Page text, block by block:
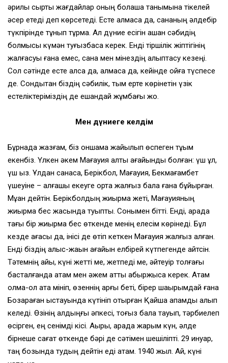
әрқилы сыртқы жағдайлар оның болашақ танымына тікелей
әсер етеді деп көрсетеді. Есте қалмаса да, сананың әлдебір
түкпірінде тұнып тұрмақ. Ал дүние есігін ашқан сәбидің
болмысы күмән туғызбаса керек. Енді тіршілік жіптігінің
жалғасуы ғана емес, сана мен мінездің қалыптасу кезеңі.
Сол сәтінде есте қалса да, қалмаса да, кейінде ойға түспесе
де. Сондықтан біздің сәбилік, тым ерте көрінетін үзік
естеліктеріміздің де ешқандай жұмбағы жоқ.
Мен дүниеге келдім
Бұрнада жазғам, біз оншама жайылып өспеген тұқым
екенбіз. Үлкен әкем Мағауия алты ағайынды болған: үш ұл,
үш қыз. Ұлдан санасақ, Берікбол, Мағауия, Бекмағамбет
үшеуіне – алғашқы екеуге ортақ жалғыз бала ғана бұйырған.
Мұқан дейтін. Берікболдың жиырма жеті, Мағауияның
жиырма бес жасында туыпты. Сонымен бітті. Енді, арада
тағы бір жиырма бес өткенде менің елесім көрінеді. Бұл
кезде ағасы да, інісі де өтіп кеткен Мағауия жалғыз қалған.
Енді біздің алыс-жақын ағайын елбірей күтпегенде қайтсін.
Тәтемнің айы, күні жетті ме, жетпеді ме, әйтеуір толғағы
басталғанда атам мен әжем қатты абыржыса керек. Атам
қолма-қол атқа мініп, өзеннің арғы беті, бірер шақырымдай ғана
Бозқараған қыстауында күтініп отырған Қайша апамды алып
келеді. Өзінің алдыңғы әпкесі, тоғыз бала тауып, тәрбиелеп
өсірген, ең сенімді кісі. Ақыры, арада жарым күн, әлде
бірнеше сағат өткенде бәрі де сәтімен шешіліпті. 29 қинуар,
таң бозында тудың дейтін еді атам. 1940 жыл. Ай, күні